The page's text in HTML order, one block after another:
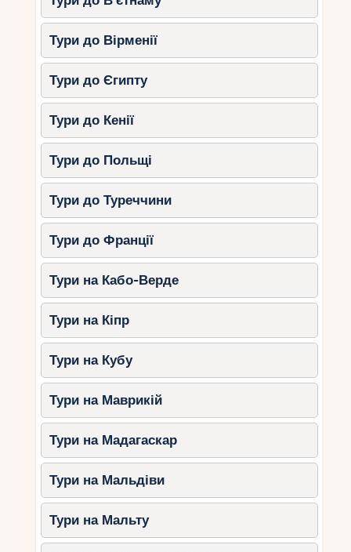
найкращим для прогулянок островом.
Незалежно від того, чи хочете ви відправитися
в гори, пройтися уздовж морського берега або
дослідити лісові стежки, Кіпр пропонує
нескінченні можливості для активного
відпочинку. Готуйте рюкзак, одягайте зручне
взуття – і вперед, назустріч пригод!
Тури до Вірменії
Тури до Єгипту
Тури до Кенії
Тури до Польщі
Тури до Туреччини
Тури до Франції
Тури на Кабо-Верде
Тури на Кіпр
Тури на Кубу
Тури на Маврикій
Тури на Мадагаскар
Тури на Мальдіви
Тури на Мальту